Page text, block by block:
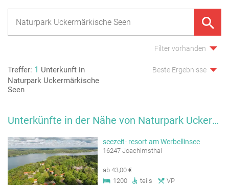
Filter vorhanden
Treffer: 1 Unterkunft in
Naturpark Uckermärkische
Seen
Beste Ergebnisse
Unterkünfte in der Nähe von Naturpark Uckermärkische Seen
seezeit- resort am Werbellinsee
16247 Joachimsthal
ab 43,00 €
1200
teils VP